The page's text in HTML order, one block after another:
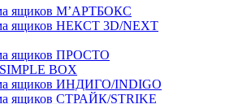
ящиков М’АРТБОКС
ящиков НЕКСТ 3D/NEXT
ящиков ПРОСТО
BOX
ящиков ИНДИГО/INDIGO
ящиков СТРАЙК/STRIKE